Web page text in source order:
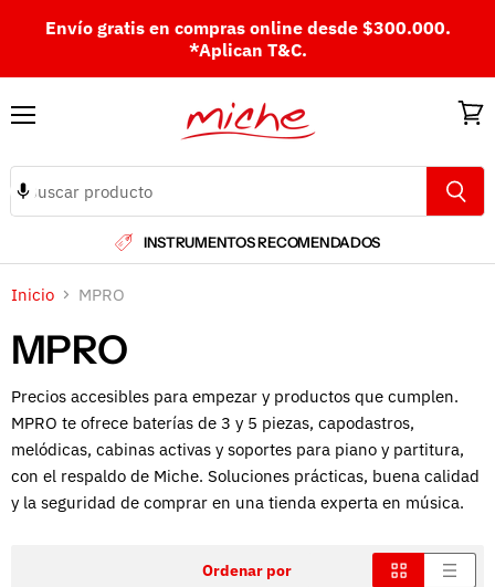
Envío gratis en compras online desde $300.000.
*Aplican T&C.
INSTRUMENTOS RECOMENDADOS
Inicio MPRO
MPRO
Precios accesibles para empezar y productos que cumplen.
MPRO te ofrece baterías de 3 y 5 piezas, capodastros,
melódicas, cabinas activas y soportes para piano y partitura,
con el respaldo de Miche. Soluciones prácticas, buena calidad
y la seguridad de comprar en una tienda experta en música.
Ordenar por